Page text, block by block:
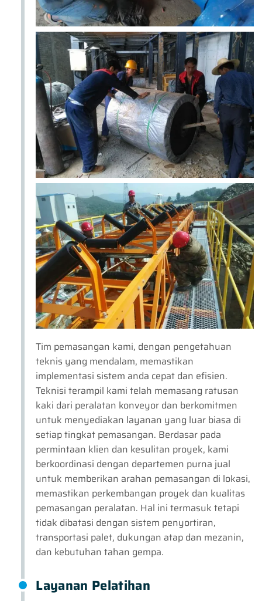
Tim pemasangan kami, dengan pengetahuan
teknis yang mendalam, memastikan
implementasi sistem anda cepat dan efisien.
Teknisi terampil kami telah memasang ratusan
kaki dari peralatan konveyor dan berkomitmen
untuk menyediakan layanan yang luar biasa di
setiap tingkat pemasangan. Berdasar pada
permintaan klien dan kesulitan proyek, kami
berkoordinasi dengan departemen purna jual
untuk memberikan arahan pemasangan di lokasi,
memastikan perkembangan proyek dan kualitas
pemasangan peralatan. Hal ini termasuk tetapi
tidak dibatasi dengan sistem penyortiran,
transportasi palet, dukungan atap dan mezanin,
dan kebutuhan tahan gempa.
Layanan Pelatihan